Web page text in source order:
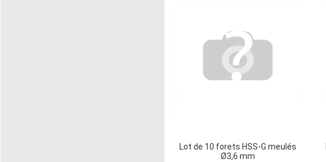
Lot de 10 forets HSS-G meulés
Ø3,6 mm